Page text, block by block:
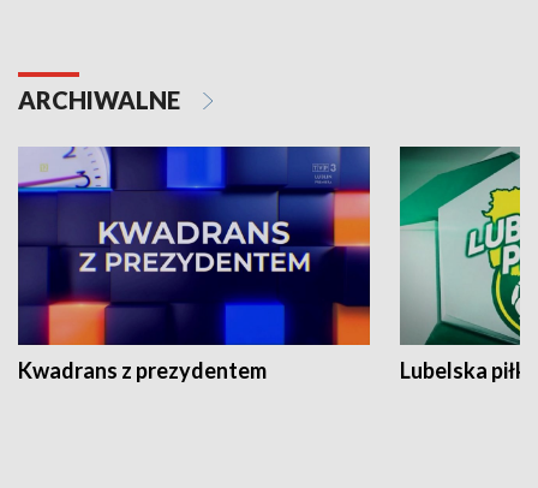
ARCHIWALNE
Kwadrans z prezydentem Lubelska piłka